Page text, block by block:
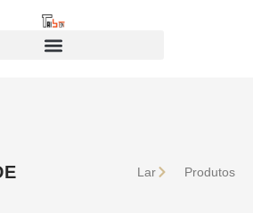
Lar Produtos